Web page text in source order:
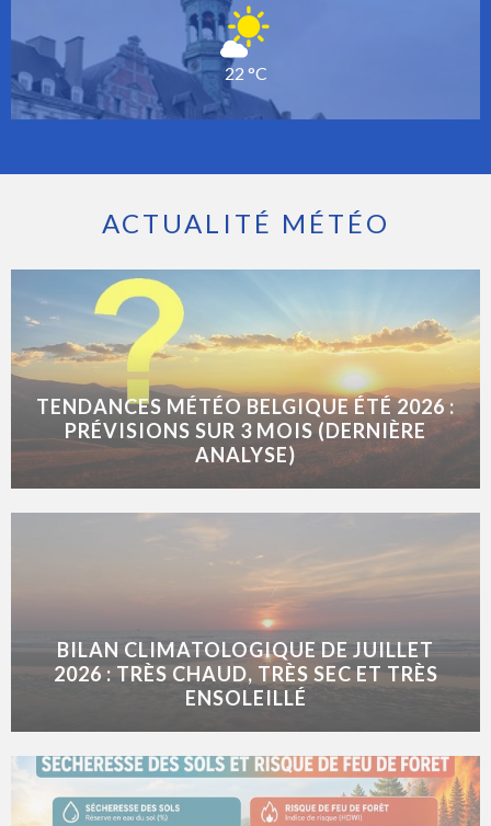
22 °C
ACTUALITÉ MÉTÉO
TENDANCES MÉTÉO BELGIQUE ÉTÉ 2026 :
PRÉVISIONS SUR 3 MOIS (DERNIÈRE
ANALYSE)
BILAN CLIMATOLOGIQUE DE JUILLET
2026 : TRÈS CHAUD, TRÈS SEC ET TRÈS
ENSOLEILLÉ